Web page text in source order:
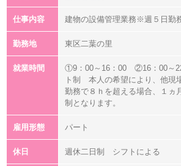
仕事内容 建物の設備管理業務※週５日勤
勤務地 東区二葉の里
就業時間
①9：00～16：00 ②16：00～
ト制 本人の希望により、他現
勤務で８ｈを超える場合、１ヵ
制となります。
雇用形態 パート
休日 週休二日制 シフトによる